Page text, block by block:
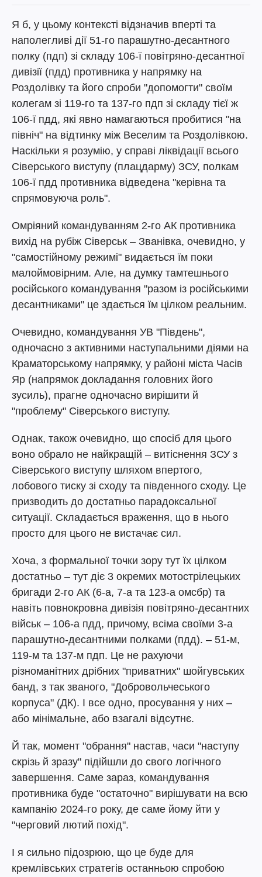
Я б, у цьому контексті відзначив вперті та
наполегливі дії 51-го парашутно-десантного
полку (пдп) зі складу 106-ї повітряно-десантної
дивізії (пдд) противника у напрямку на
Роздолівку та його спроби "допомогти" своїм
колегам зі 119-го та 137-го пдп зі складу тієї ж
106-ї пдд, які явно намагаються пробитися "на
північ" на відтинку між Веселим та Роздолівкою.
Наскільки я розумію, у справі ліквідації всього
Сіверського виступу (плацдарму) ЗСУ, полкам
106-ї пдд противника відведена "керівна та
спрямовуюча роль".
Омріяний командуванням 2-го АК противника
вихід на рубіж Сіверськ – Званівка, очевидно, у
"самостійному режимі" видається їм поки
малоймовірним. Але, на думку тамтешнього
російського командування "разом із російськими
десантниками" це здається їм цілком реальним.
Очевидно, командування УВ "Південь",
одночасно з активними наступальними діями на
Краматорському напрямку, у районі міста Часів
Яр (напрямок докладання головних його
зусиль), прагне одночасно вирішити й
"проблему" Сіверського виступу.
Однак, також очевидно, що спосіб для цього
воно обрало не найкращій – витіснення ЗСУ з
Сіверського виступу шляхом впертого,
лобового тиску зі сходу та південного сходу. Це
призводить до достатньо парадоксальної
ситуації. Складається враження, що в нього
просто для цього не вистачає сил.
Хоча, з формальної точки зору тут їх цілком
достатньо – тут діє 3 окремих мотострілецьких
бригади 2-го АК (6-а, 7-а та 123-а омсбр) та
навіть повнокровна дивізія повітряно-десантних
військ – 106-а пдд, причому, всіма своїми 3-а
парашутно-десантними полками (пдд). – 51-м,
119-м та 137-м пдп. Це не рахуючи
різноманітних дрібних "приватних" шойгувських
банд, з так званого, "Добровольчеського
корпуса" (ДК). І все одно, просування у них –
або мінімальне, або взагалі відсутнє.
Й так, момент "обрання" настав, часи "наступу
скрізь й зразу" підійшли до свого логічного
завершення. Саме зараз, командування
противника буде "остаточно" вирішувати на всю
кампанію 2024-го року, де саме йому йти у
"черговий лютий похід".
І я сильно підозрюю, що це буде для
кремлівських стратегів останньою спробою